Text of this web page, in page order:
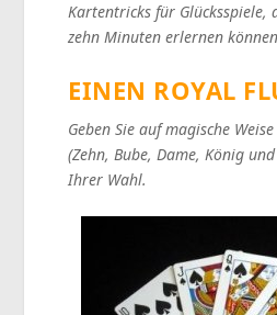
Kartentricks für Glücksspiele,
zehn Minuten erlernen
EINEN ROYAL
Geben Sie auf magische
(Zehn, Bube, Dame, König
Ihrer Wahl.